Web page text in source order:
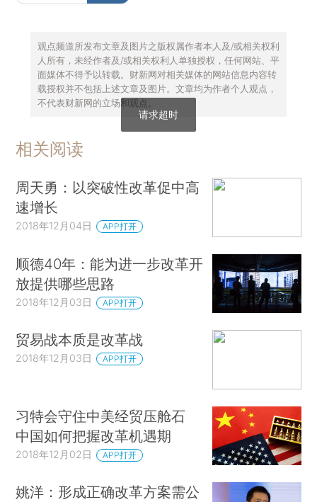
观点频道所发布文章及图片之版权属作者本人及/或相关权利
人所有，未经作者及/或相关权利人单独授权，任何网站、平
面媒体不得予以转载。财新网对相关媒体的网站信息内容转
载授权并不包括上述文章及图片。文章均为作者个人观点，
不代表财新网的立场和观点。
相关阅读
周天勇：以突破性改革促中高
速增长
2018年12月04日 APP打开
顺德40年：能为进一步改革开
放提供哪些思路
2018年12月03日 APP打开
贸易战本质是改革战
2018年12月03日 APP打开
习特会守住中美经贸压舱石
中国如何把握改革机遇期
2018年12月02日 APP打开
姚洋：形成正确改革方案需公
请求超时